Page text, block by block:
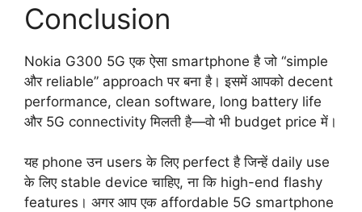
Conclusion
Nokia G300 5G एक ऐसा smartphone है जो “simple
और reliable” approach पर बना है। इसमें आपको decent
performance, clean software, long battery life
और 5G connectivity मिलती है—वो भी budget price में।
यह phone उन users के लिए perfect है जिन्हें daily use
के लिए stable device चाहिए, ना कि high-end flashy
features। अगर आप एक affordable 5G smartphone